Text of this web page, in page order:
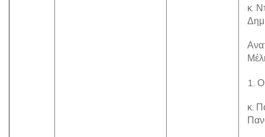
κ.
1.
κ.